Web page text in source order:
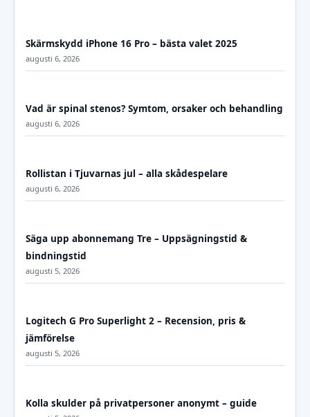
Skärmskydd iPhone 16 Pro – bästa valet 2025
augusti 6, 2026
Vad är spinal stenos? Symtom, orsaker och behandling
augusti 6, 2026
Rollistan i Tjuvarnas jul – alla skådespelare
augusti 6, 2026
Säga upp abonnemang Tre – Uppsägningstid &
bindningstid
augusti 5, 2026
Logitech G Pro Superlight 2 – Recension, pris &
jämförelse
augusti 5, 2026
Kolla skulder på privatpersoner anonymt – guide